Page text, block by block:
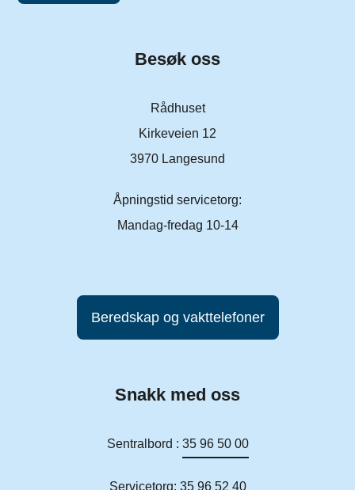
Besøk oss
Rådhuset
Kirkeveien 12
3970 Langesund
Åpningstid servicetorg:
Mandag-fredag 10-14
Beredskap og vakttelefoner
Snakk med oss
Sentralbord : 35 96 50 00
Servicetorg: 35 96 52 40